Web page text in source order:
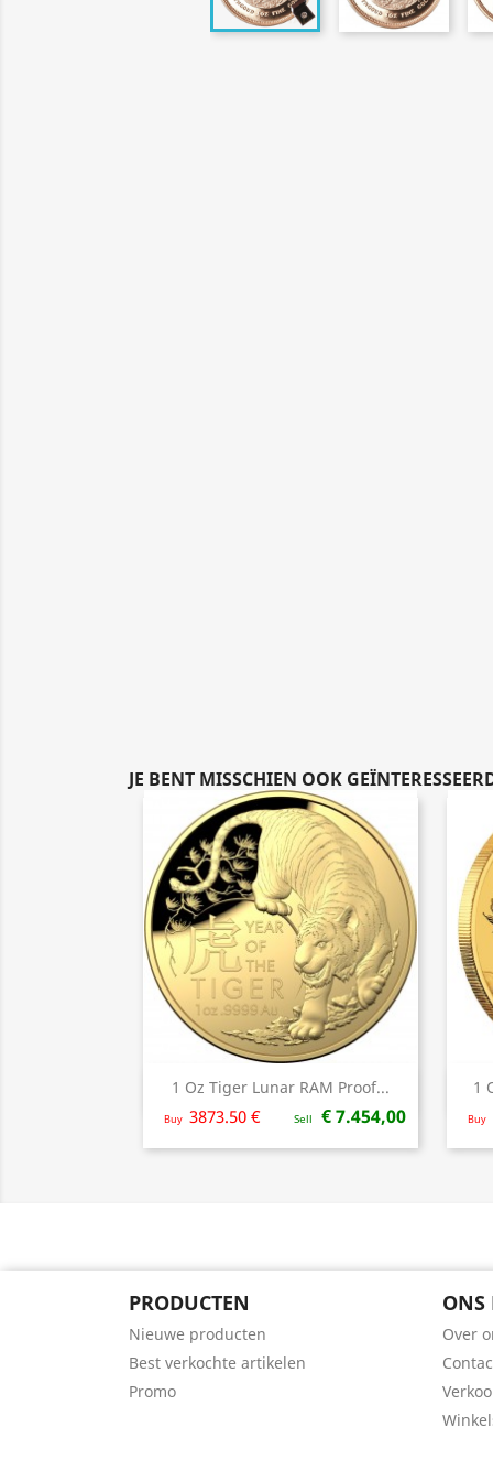
JE BENT MISSCHIEN OOK
1 Oz Tiger Lunar RAM Proof...
Buy 3873.50 € Sell € 7.454,00
Snel bekijken 1
Buy
PRODUCTEN
Nieuwe producten
Best verkochte artikelen
Promo
ONS
Over